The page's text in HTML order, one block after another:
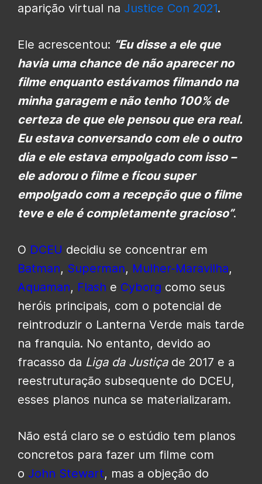
aparição virtual na Justice Con 2021.
Ele acrescentou: “Eu disse a ele que
havia uma chance de não aparecer no
filme enquanto estávamos filmando na
minha garagem e não tenho 100% de
certeza de que ele pensou que era real.
Eu estava conversando com ele o outro
dia e ele estava empolgado com isso –
ele adorou o filme e ficou super
empolgado com a recepção que o filme
teve e ele é completamente gracioso”.
O DCEU decidiu se concentrar em
Batman, Superman, Mulher-Maravilha,
Aquaman, Flash e Cyborg como seus
heróis principais, com o potencial de
reintroduzir o Lanterna Verde mais tarde
na franquia. No entanto, devido ao
fracasso da Liga da Justiçade 2017 e a
reestruturação subsequente do DCEU,
esses planos nunca se materializaram.
Não está claro se o estúdio tem planos
concretos para fazer um filme com
o John Stewart, mas a objeção do